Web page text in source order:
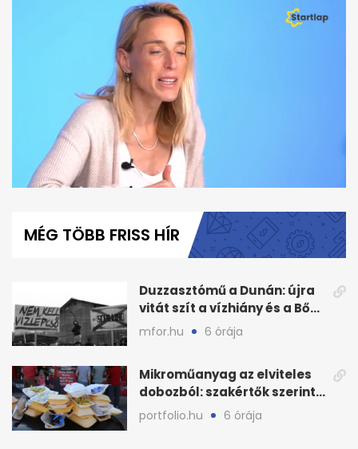
minutes,
MÉG TÖBB FRISS HÍR
Duzzasztómű a Dunán: újra
vitát szít a vízhiány és a Bős–
Nagymaros-ügy
mfor.hu 6 órája
Mikroműanyag az elviteles
dobozból: szakértők szerint
így csökkenthető
portfolio.hu 6 órája